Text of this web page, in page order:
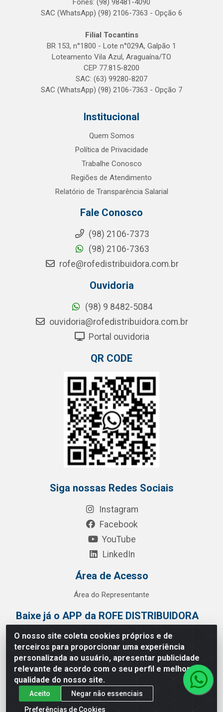
O nosso site coleta cookies próprios e de
terceiros para proporcionar uma experiência
personalizada ao usuário, apresentar publicidade
relevante de acordo com o seu perfil e melhorar a
qualidade do nosso site.
Aceito
Negar não essenciais
Preferências de Cookies
Fones: (98) 98481-4090
SAC (WhatsApp) (98) 2106-7363 - Opção 6
Filial Tocantins
BR 153, n°1800 - Lote n°029A, Galpão 1
Loteamento Vila Azul, Araguaína/TO
CEP 77.815-8200
SAC: (63) 99280-8207
SAC (WhatsApp) (98) 2106-7363 - Opção 7
Institucional
Quem Somos
Política de Privacidade
Trabalhe Conosco
Regiões de Atendimento
Relatório de Transparência Salarial
Fale Conosco
(98) 2106-7373
(98) 2106-7363
rofe@rofedistribuidora.com.br
Ouvidoria
(98) 9 8482-5084
ouvidoria@rofedistribuidora.com.br
Portal ouvidoria
QR CODE
Siga nossas Redes Sociais
Instagram
Facebook
YouTube
LinkedIn
Área de Acesso
Área do Representante
Baixe já o APP da ROFE DISTRIBUIDORA